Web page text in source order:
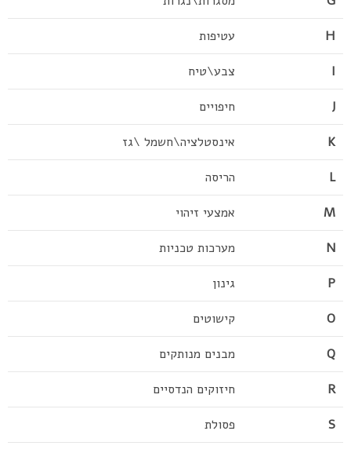
H עטיפות
I צבע\טיח
J חיפויים
K אינסטלציה\חשמל \גז
L הריסה
M אמצעי זיהוי
N מערכות טכניות
P גינון
O קישוטים
Q מבנים מנותקים
R חיזוקים הנדסיים
S פסולת